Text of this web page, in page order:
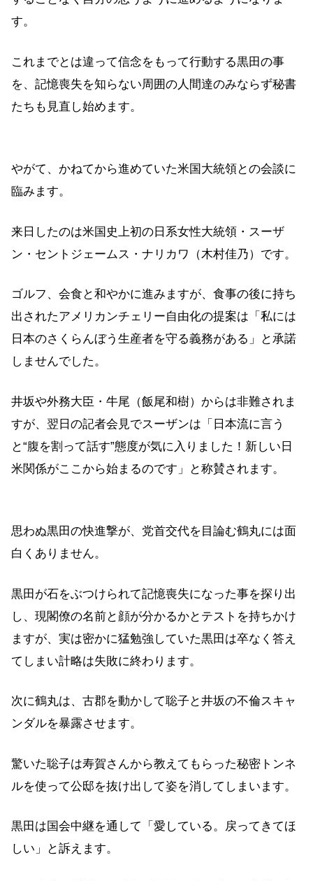
す。
これまでとは違って信念をもって行動する黒田の事
を、記憶喪失を知らない周囲の人間達のみならず秘書
たちも見直し始めます。
やがて、かねてから進めていた米国大統領との会談に
臨みます。
来日したのは米国史上初の日系女性大統領・スーザ
ン・セントジェームス・ナリカワ（木村佳乃）です。
ゴルフ、会食と和やかに進みますが、食事の後に持ち
出されたアメリカンチェリー自由化の提案は「私には
日本のさくらんぼう生産者を守る義務がある」と承諾
しませんでした。
井坂や外務大臣・牛尾（飯尾和樹）からは非難されま
すが、翌日の記者会見でスーザンは「日本流に言う
と“腹を割って話す”態度が気に入りました！新しい日
米関係がここから始まるのです」と称賛されます。
思わぬ黒田の快進撃が、党首交代を目論む鶴丸には面
白くありません。
黒田が石をぶつけられて記憶喪失になった事を探り出
し、現閣僚の名前と顔が分かるかとテストを持ちかけ
ますが、実は密かに猛勉強していた黒田は卒なく答え
てしまい計略は失敗に終わります。
次に鶴丸は、古郡を動かして聡子と井坂の不倫スキャ
ンダルを暴露させます。
驚いた聡子は寿賀さんから教えてもらった秘密トンネ
ルを使って公邸を抜け出して姿を消してしまいます。
黒田は国会中継を通して「愛している。戻ってきてほ
しい」と訴えます。